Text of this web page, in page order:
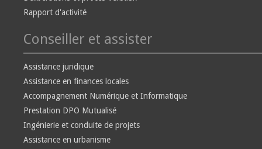
Rapport d'activité
Conseiller et assister
Assistance juridique
Assistance en finances locales
Accompagnement Numérique et Informatique
Prestation DPO Mutualisé
Ingénierie et conduite de projets
Assistance en urbanisme